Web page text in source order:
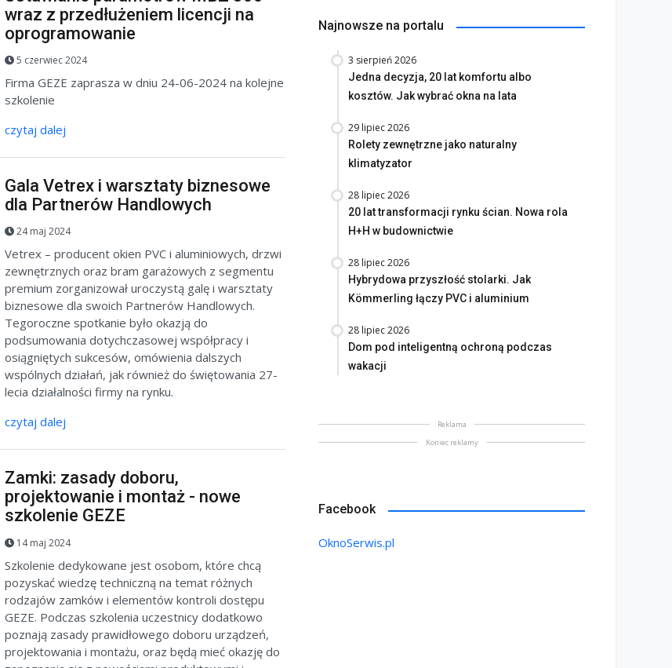
wraz z przedłużeniem licencji na
oprogramowanie
5 czerwiec 2024
Firma GEZE zaprasza w dniu 24-06-2024 na kolejne
szkolenie
czytaj dalej
Gala Vetrex i warsztaty biznesowe
dla Partnerów Handlowych
24 maj 2024
Vetrex – producent okien PVC i aluminiowych, drzwi
zewnętrznych oraz bram garażowych z segmentu
premium zorganizował uroczystą galę i warsztaty
biznesowe dla swoich Partnerów Handlowych.
Tegoroczne spotkanie było okazją do
podsumowania dotychczasowej współpracy i
osiągniętych sukcesów, omówienia dalszych
wspólnych działań, jak również do świętowania 27-
lecia działalności firmy na rynku.
czytaj dalej
Zamki: zasady doboru,
projektowanie i montaż - nowe
szkolenie GEZE
14 maj 2024
Szkolenie dedykowane jest osobom, które chcą
pozyskać wiedzę techniczną na temat różnych
rodzajów zamków i elementów kontroli dostępu
GEZE. Podczas szkolenia uczestnicy dodatkowo
poznają zasady prawidłowego doboru urządzeń,
projektowania i montażu, oraz będą mieć okazję do
Najnowsze na portalu
3 sierpień 2026
Jedna decyzja, 20 lat komfortu albo
kosztów. Jak wybrać okna na lata
29 lipiec 2026
Rolety zewnętrzne jako naturalny
klimatyzator
28 lipiec 2026
20 lat transformacji rynku ścian. Nowa rola
H+H w budownictwie
28 lipiec 2026
Hybrydowa przyszłość stolarki. Jak
Kömmerling łączy PVC i aluminium
28 lipiec 2026
Dom pod inteligentną ochroną podczas
wakacji
Reklama
Koniec reklamy
Facebook
OknoSerwis.pl